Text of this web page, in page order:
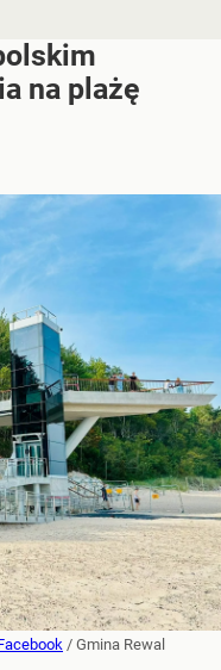
na plażę
/ Gmina Rewal